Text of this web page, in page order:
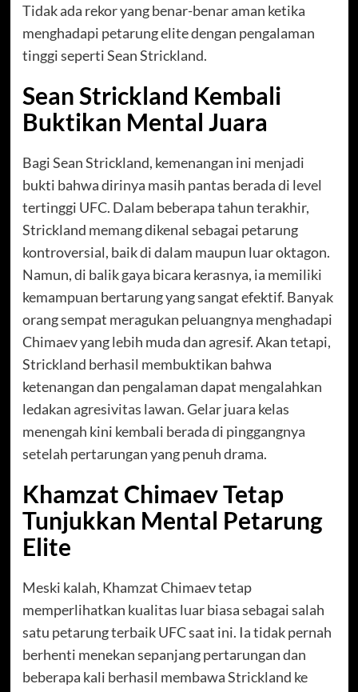
Tidak ada rekor yang benar-benar aman ketika
menghadapi petarung elite dengan pengalaman
tinggi seperti Sean Strickland.
Sean Strickland Kembali
Buktikan Mental Juara
Bagi Sean Strickland, kemenangan ini menjadi
bukti bahwa dirinya masih pantas berada di level
tertinggi UFC. Dalam beberapa tahun terakhir,
Strickland memang dikenal sebagai petarung
kontroversial, baik di dalam maupun luar oktagon.
Namun, di balik gaya bicara kerasnya, ia memiliki
kemampuan bertarung yang sangat efektif. Banyak
orang sempat meragukan peluangnya menghadapi
Chimaev yang lebih muda dan agresif. Akan tetapi,
Strickland berhasil membuktikan bahwa
ketenangan dan pengalaman dapat mengalahkan
ledakan agresivitas lawan. Gelar juara kelas
menengah kini kembali berada di pinggangnya
setelah pertarungan yang penuh drama.
Khamzat Chimaev Tetap
Tunjukkan Mental Petarung
Elite
Meski kalah, Khamzat Chimaev tetap
memperlihatkan kualitas luar biasa sebagai salah
satu petarung terbaik UFC saat ini. Ia tidak pernah
berhenti menekan sepanjang pertarungan dan
beberapa kali berhasil membawa Strickland ke